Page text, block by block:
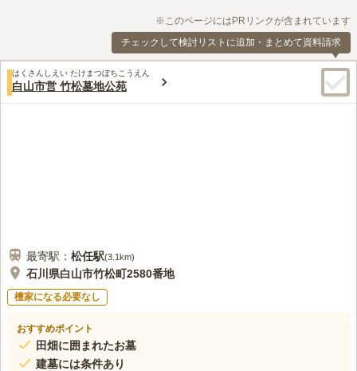
※このページにはPRリンクが含まれています
チェックして検討リストに追加・まとめて資料請求
はくさんしえい たけまつぼちこうえん
白山市営 竹松墓地公苑
最寄駅： 松任駅(3.1km)
石川県白山市竹松町2580番地
檀家になる必要なし
おすすめポイント
田畑に囲まれたお墓
建墓には条件あり